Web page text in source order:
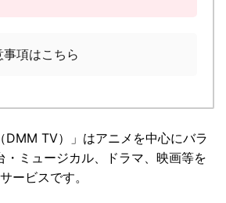
項はこちら
TV） 」はアニメを中心にバラ
・ミュージカル、ドラマ、映画等を
ービスです。